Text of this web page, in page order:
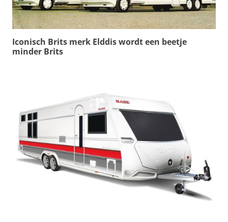
Iconisch Brits merk Elddis wordt een beetje
minder Brits